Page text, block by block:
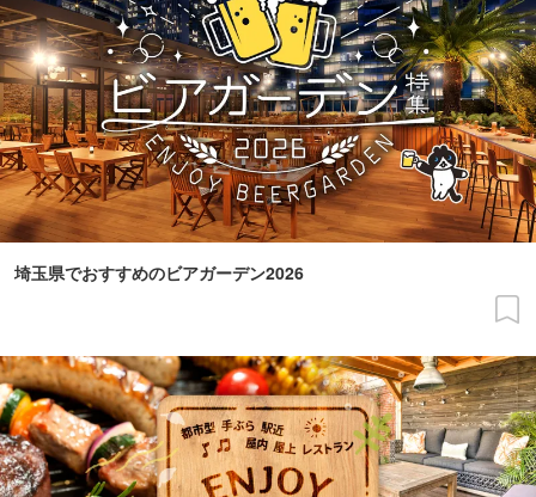
埼玉県でおすすめのビアガーデン2026